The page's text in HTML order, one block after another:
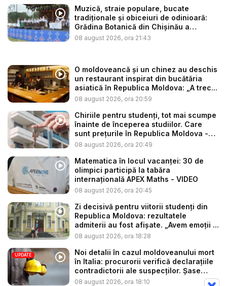
Muzică, straie populare, bucate
tradiționale și obiceiuri de odinioară:
Grădina Botanică din Chișinău a
găzdui...
08 august 2026, ora 21:43
O moldoveancă și un chinez au deschis
un restaurant inspirat din bucătăria
asiatică în Republica Moldova: „A trec...
08 august 2026, ora 20:59
Chiriile pentru studenți, tot mai scumpe
înainte de începerea studiilor. Care
sunt prețurile în Republica Moldova -
V...
08 august 2026, ora 20:49
Matematica în locul vacanței: 30 de
olimpici participă la tabăra
internațională APEX Maths - VIDEO
08 august 2026, ora 20:45
Zi decisivă pentru viitorii studenți din
Republica Moldova: rezultatele
admiterii au fost afișate. „Avem emoții ...
08 august 2026, ora 18:28
UPDATE
Noi detalii în cazul moldoveanului mort
în Italia: procurorii verifică declarațiile
contradictorii ale suspecților. Șase
per...
08 august 2026, ora 18:10